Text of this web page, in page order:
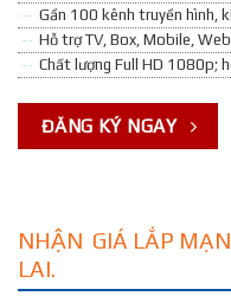
Gần 100 kênh truyền hình,
Hỗ trợ TV, Box, Mobile, Web
Chất lượng Full HD 1080p;
ĐĂNG KÝ NGAY
NHẬN GIÁ LẮP
LAI.